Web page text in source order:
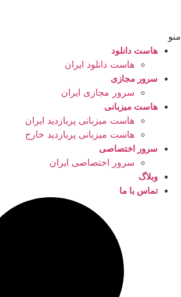
منو
هاست دانلود
هاست دانلود ایران
سرور مجازی
سرور مجازی ایران
هاست میزبانی
هاست میزبانی پربازدید ایران
هاست میزبانی پربازدید خارج
سرور اختصاصی
سرور اختصاصی ایران
وبلاگ
تماس با ما